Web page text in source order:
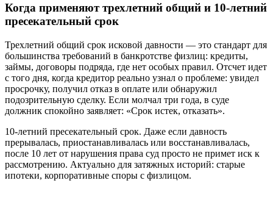
Когда применяют трехлетний общий и 10-летний
пресекательный срок
Трехлетний общий срок исковой давности — это стандарт для
большинства требований в банкротстве физлиц: кредиты,
займы, договоры подряда, где нет особых правил. Отсчет идет
с того дня, когда кредитор реально узнал о проблеме: увидел
просрочку, получил отказ в оплате или обнаружил
подозрительную сделку. Если молчал три года, в суде
должник спокойно заявляет: «Срок истек, отказать».
10-летний пресекательный срок. Даже если давность
прерывалась, приостанавливалась или восстанавливалась,
после 10 лет от нарушения права суд просто не примет иск к
рассмотрению. Актуально для затяжных историй: старые
ипотеки, корпоративные споры с физлицом.